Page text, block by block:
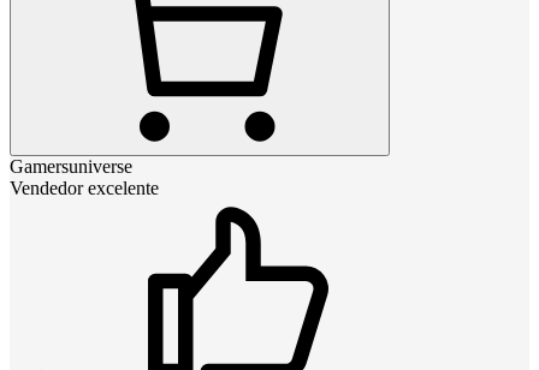
Gamersuniverse
Vendedor excelente